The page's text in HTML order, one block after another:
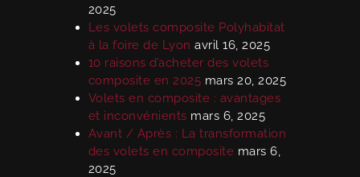
2025
Les volets composite Polyhabitat
à la foire de Lyon avril 16, 2025
10 raisons d’acheter des volets
composite en 2025 mars 20, 2025
Volets en composite : avantages
et inconvénients mars 6, 2025
Avant / Après : La transformation
des volets en composite mars 6,
2025